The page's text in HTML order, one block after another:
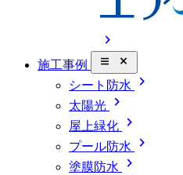
chevron_right
施工事例 close_small
シート防水 chevron_right
太陽光 chevron_right
屋上緑化 chevron_right
プール防水 chevron_right
塗膜防水 chevron_right